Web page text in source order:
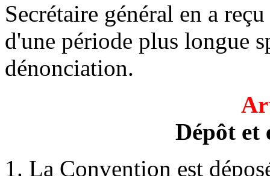
Secrétaire général en a
d'une période plus longue
dénonciation.
Dépôt et
1. La Convention est